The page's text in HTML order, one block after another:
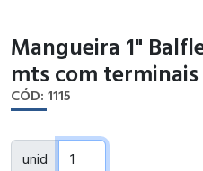
Mangueira 1"
mts com
CÓD: 1115
unid